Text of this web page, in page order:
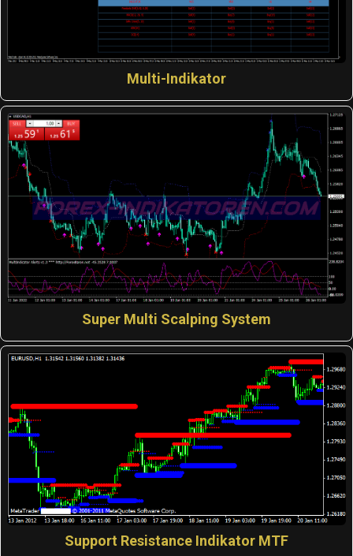
Multi-Indikator
Super Multi Scalping System
Support Resistance Indikator MTF